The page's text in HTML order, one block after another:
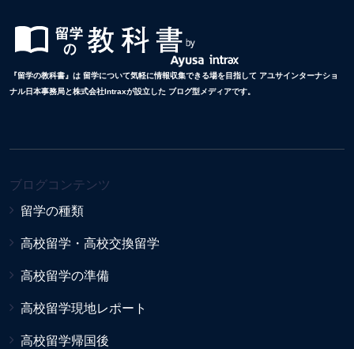
『留学の教科書』は 留学について気軽に情報収集できる場を目指して アユサインターナショ
ナル日本事務局と株式会社Intraxが設立した ブログ型メディアです。
ブログコンテンツ
留学の種類
高校留学・高校交換留学
高校留学の準備
高校留学現地レポート
高校留学帰国後